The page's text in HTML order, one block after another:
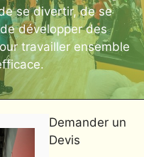
se divertir, de se
développer des
travailler ensemble
Demander un
Devis